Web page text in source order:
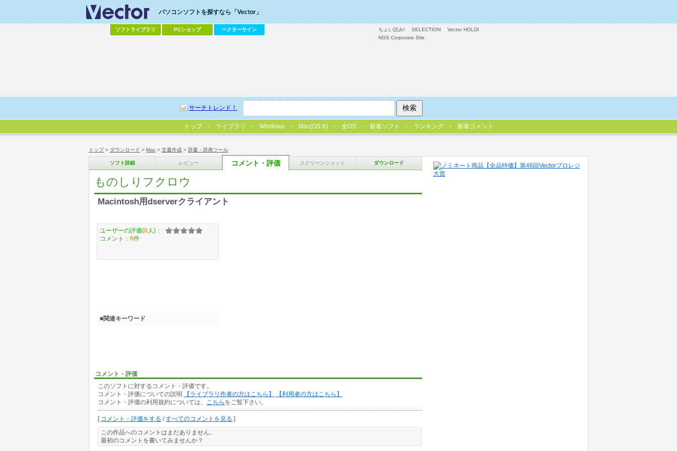
トップ> ダウンロード > Mac > 文書作成 > 辞書・辞典ツール
ソフト詳細 レビュー コメント・評価 スクリーンショット ダウンロード
ものしりフクロウ
Macintosh用dserverクライアント
コメント・評価
このソフトに対するコメント・評価です。
コメント・評価についての説明
【ライブラリ作者の方はこちら】
【利用者の方はこちら】
コメント・評価の利用規約については、
こちら をご覧下さい。
[ コメント・評価をする /すべてのコメントを見る ]
この作品へのコメントはまだありません。
最初のコメントを書いてみませんか？
ユーザーの評価(0 人)：
コメント： 0件
■関連キーワード
ちょい読み! SELECTION
Vector HOLDI
NGS Corporate Site
パソコンソフトを探すなら「Vector」
ソフトライブラリ PCショップ ベクターサイン
サーチトレンド！
トップ ライブラリ Windows Mac(OS X) 全OS 新着ソフト ランキング 新着コメント